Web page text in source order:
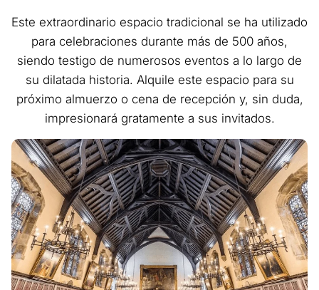
Este extraordinario espacio tradicional se ha utilizado
para celebraciones durante más de 500 años,
siendo testigo de numerosos eventos a lo largo de
su dilatada historia. Alquile este espacio para su
próximo almuerzo o cena de recepción y, sin duda,
impresionará gratamente a sus invitados.